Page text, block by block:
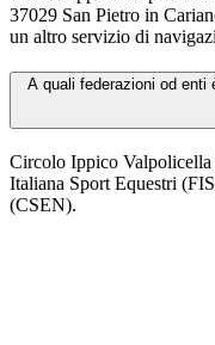
37029 San Pietro in
un altro servizio di
A quali federazioni od enti
Circolo Ippico Valpolicella
Italiana Sport Equestri
(CSEN).